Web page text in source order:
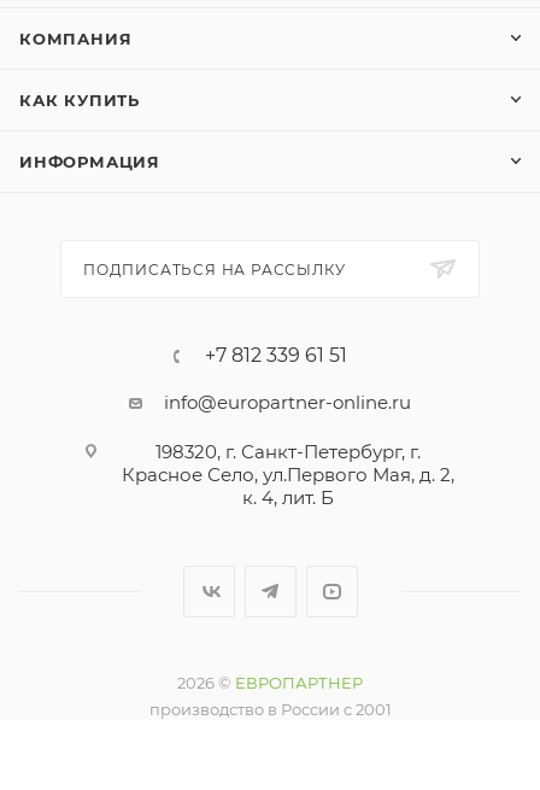
КОМПАНИЯ
КАК КУПИТЬ
ИНФОРМАЦИЯ
ПОДПИСАТЬСЯ НА РАССЫЛКУ
+7 812 339 61 51
info@europartner-online.ru
198320, г. Санкт-Петербург, г.
Красное Село, ул.Первого Мая, д. 2,
к. 4, лит. Б
2026 © ЕВРОПАРТНЕР
производство в России с 2001